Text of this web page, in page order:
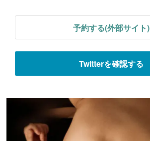
予約する(外部サイト)
Twitterを確認する